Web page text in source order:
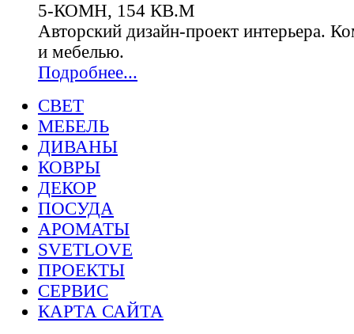
5-КОМН, 154 КВ.М
Авторский дизайн-проект интерьера.
и мебелью.
Подробнее...
СВЕТ
МЕБЕЛЬ
ДИВАНЫ
КОВРЫ
ДЕКОР
ПОСУДА
АРОМАТЫ
SVETLOVE
ПРОЕКТЫ
СЕРВИС
КАРТА САЙТА